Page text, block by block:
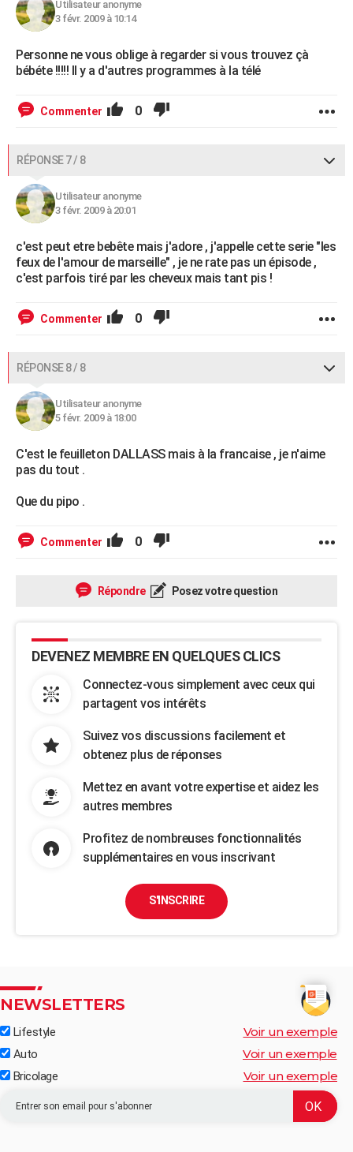
Utilisateur anonyme
3 févr. 2009 à 10:14
Personne ne vous oblige à regarder si vous trouvez çà
bébéte !!!!! Il y a d'autres programmes à la télé
Commenter 0
RÉPONSE 7 / 8
Utilisateur anonyme
3 févr. 2009 à 20:01
c'est peut etre bebête mais j'adore , j'appelle cette serie "les
feux de l'amour de marseille" , je ne rate pas un épisode ,
c'est parfois tiré par les cheveux mais tant pis !
Commenter 0
RÉPONSE 8 / 8
Utilisateur anonyme
5 févr. 2009 à 18:00
C'est le feuilleton DALLASS mais à la francaise , je n'aime
pas du tout .
Que du pipo .
Commenter 0
Répondre Posez votre question
DEVENEZ MEMBRE EN QUELQUES CLICS
Connectez-vous simplement avec ceux qui
partagent vos intérêts
Suivez vos discussions facilement et
obtenez plus de réponses
Mettez en avant votre expertise et aidez les
autres membres
Profitez de nombreuses fonctionnalités
supplémentaires en vous inscrivant
S'INSCRIRE
NEWSLETTERS
Lifestyle Voir un exemple
Auto Voir un exemple
Bricolage Voir un exemple